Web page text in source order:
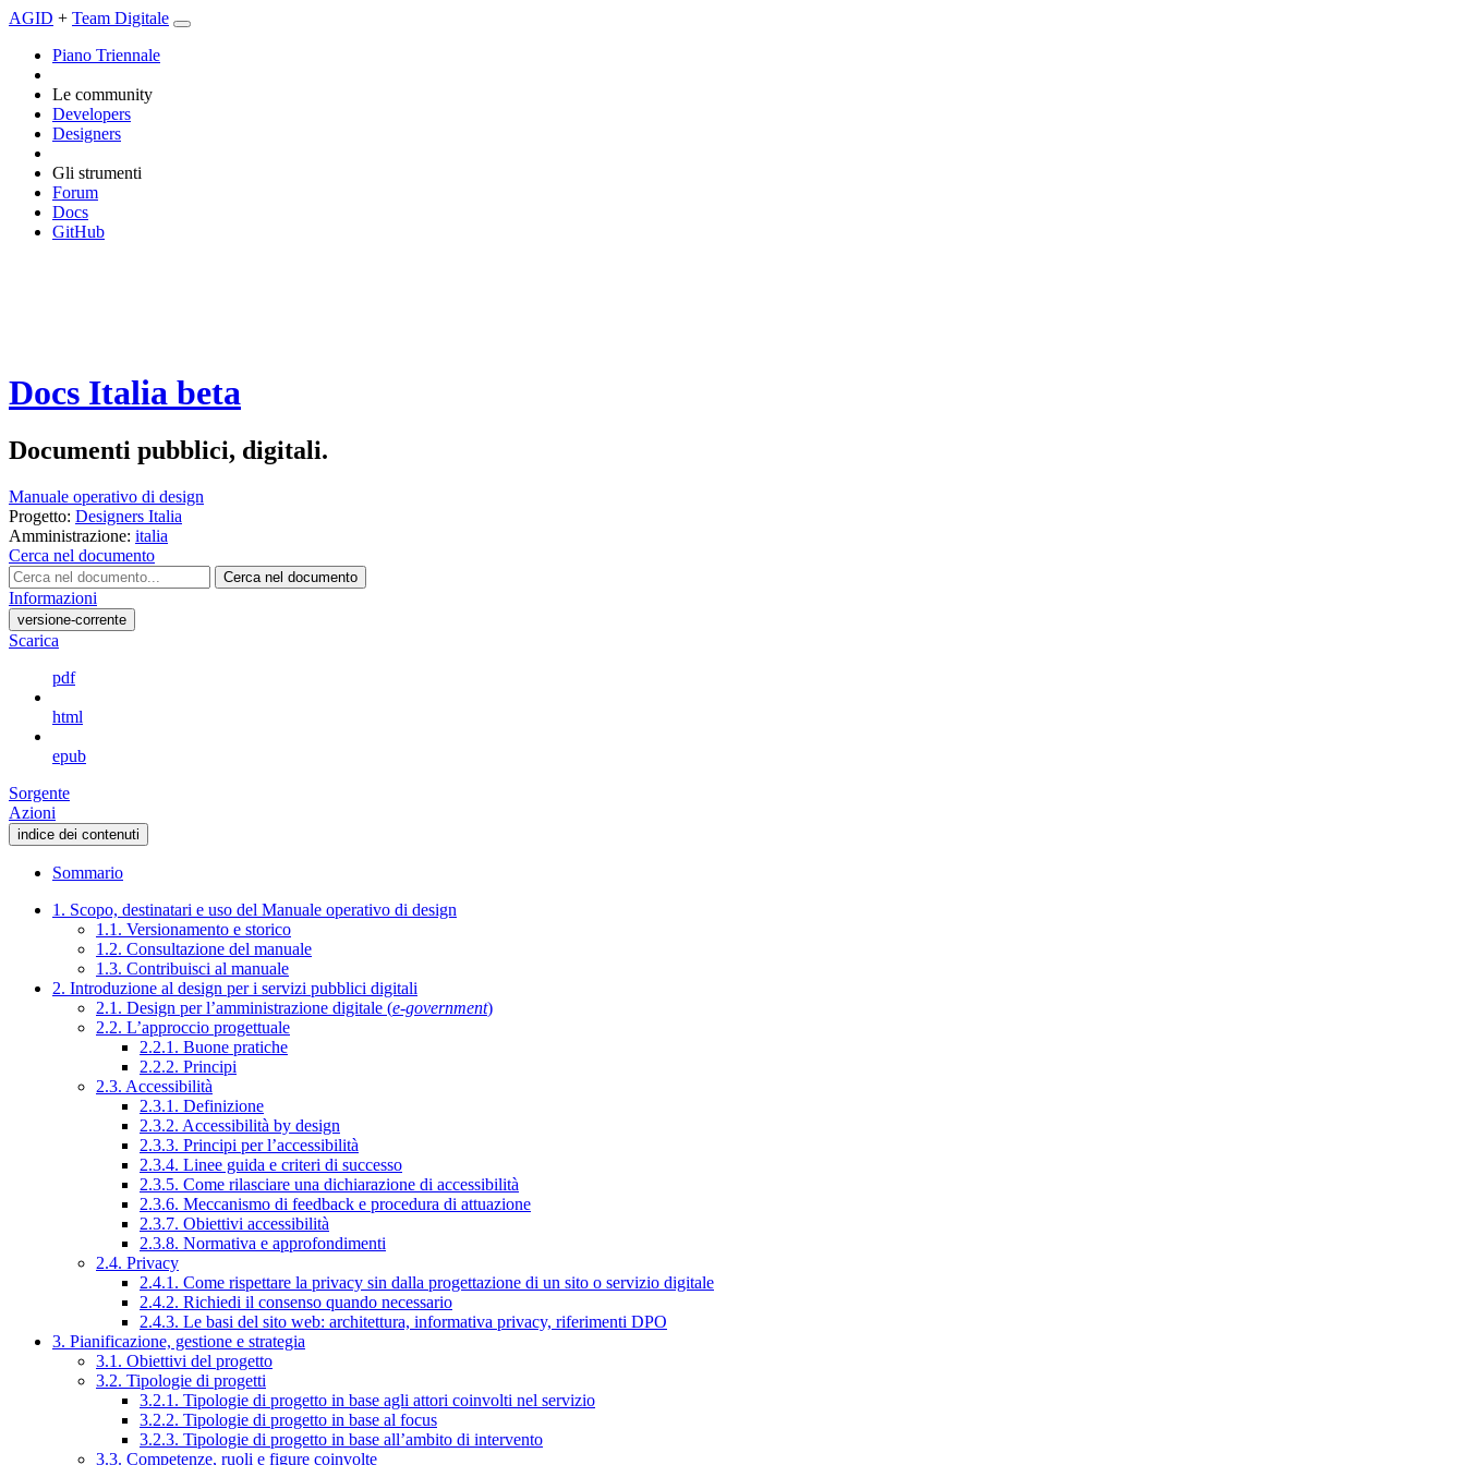
AGID + Team Digitale
Piano Triennale
Le community
Developers
Designers
Gli strumenti
Forum
Docs
GitHub
Docs Italia beta
Documenti pubblici, digitali.
Manuale operativo di design
Progetto: Designers Italia
Amministrazione: italia
Cerca nel documento
Cerca nel documento
Informazioni
versione-corrente
Scarica
pdf
html
epub
Sorgente
Azioni
indice dei contenuti
Sommario
1. Scopo, destinatari e uso del Manuale operativo di design
1.1. Versionamento e storico
1.2. Consultazione del manuale
1.3. Contribuisci al manuale
2. Introduzione al design per i servizi pubblici digitali
2.1. Design per l’amministrazione digitale (e-government)
2.2. L’approccio progettuale
2.2.1. Buone pratiche
2.2.2. Principi
2.3. Accessibilità
2.3.1. Definizione
2.3.2. Accessibilità by design
2.3.3. Principi per l’accessibilità
2.3.4. Linee guida e criteri di successo
2.3.5. Come rilasciare una dichiarazione di accessibilità
2.3.6. Meccanismo di feedback e procedura di attuazione
2.3.7. Obiettivi accessibilità
2.3.8. Normativa e approfondimenti
2.4. Privacy
2.4.1. Come rispettare la privacy sin dalla progettazione di un sito o servizio digitale
2.4.2. Richiedi il consenso quando necessario
2.4.3. Le basi del sito web: architettura, informativa privacy, riferimenti DPO
3. Pianificazione, gestione e strategia
3.1. Obiettivi del progetto
3.2. Tipologie di progetti
3.2.1. Tipologie di progetto in base agli attori coinvolti nel servizio
3.2.2. Tipologie di progetto in base al focus
3.2.3. Tipologie di progetto in base all’ambito di intervento
3.3. Competenze, ruoli e figure coinvolte